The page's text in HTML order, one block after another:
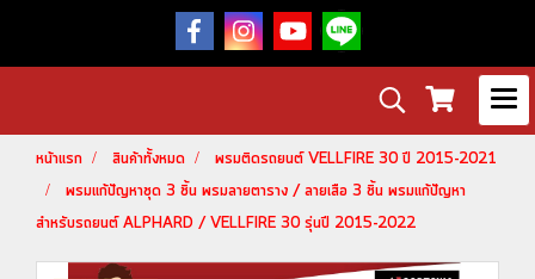
หน้าแรก สินค้าทั้งหมด
พรมติดรถยนต์ VELLFIRE 30 ปี 2015-2021
พรมแก้ปัญหาชุด 3 ชิ้น พรมลายตาราง / ลายเสือ 3 ชิ้น พรมแก้ปัญหา
สำหรับรถยนต์ ALPHARD / VELLFIRE 30 รุ่นปี 2015-2022